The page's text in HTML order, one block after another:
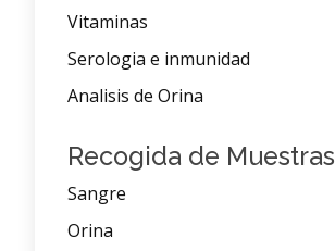
Vitaminas
Serologia e inmunidad
Analisis de Orina
Recogida de Muestras
Sangre
Orina